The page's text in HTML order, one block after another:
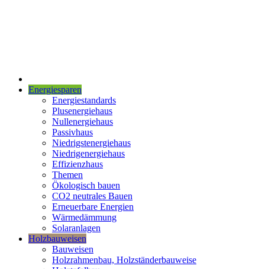
Energiesparen
Energiestandards
Plusenergiehaus
Nullenergiehaus
Passivhaus
Niedrigstenergiehaus
Niedrigenergiehaus
Effizienzhaus
Themen
Ökologisch bauen
CO2 neutrales Bauen
Erneuerbare Energien
Wärmedämmung
Solaranlagen
Holzbauweisen
Bauweisen
Holzrahmenbau, Holzständerbauweise